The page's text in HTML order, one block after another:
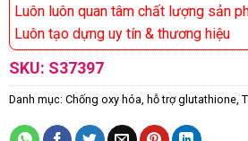
Luôn luôn quan tâm chất lượng sản
Luôn tạo dựng uy tín & thương hiệu
SKU: S37397
Danh mục: Chống oxy hóa, hỗ trợ glutathione,